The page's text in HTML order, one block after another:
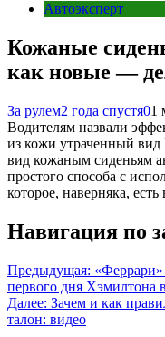
Автоэксперт
Кожаные
как новые —
За рулем2 года спустя01
Водителям назвали
из кожи утраченный вид
вид кожаным сиденьям
простого способа с
которое, наверняка,
Навигация по
Предыдущая: «Феррари»
первого дня
Далее: Зачем и как
талон: видео